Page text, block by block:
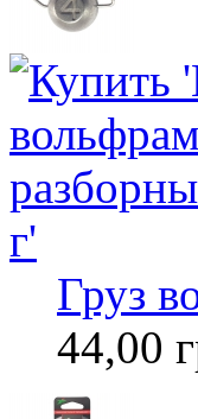
Груз
44,00